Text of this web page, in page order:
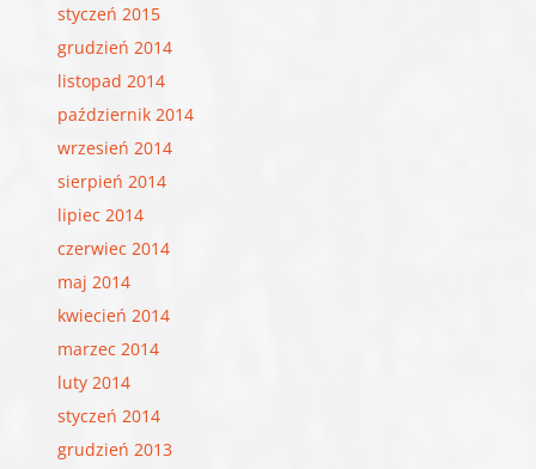
styczeń 2015
grudzień 2014
listopad 2014
październik 2014
wrzesień 2014
sierpień 2014
lipiec 2014
czerwiec 2014
maj 2014
kwiecień 2014
marzec 2014
luty 2014
styczeń 2014
grudzień 2013